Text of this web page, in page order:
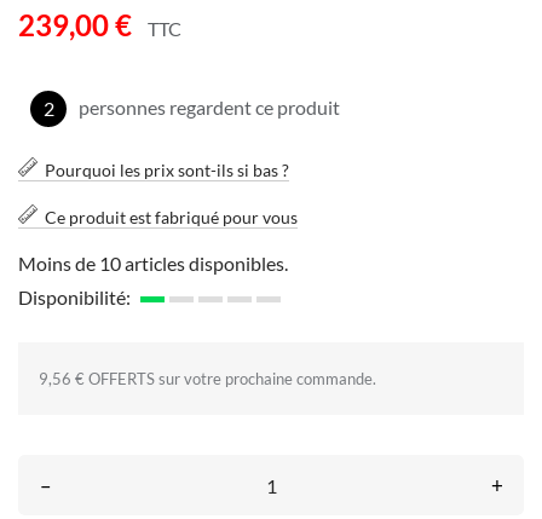
239,00 € TTC
2 personnes regardent ce produit
Pourquoi les prix sont-ils si bas ?
Ce produit est fabriqué pour vous
Moins de 10 articles disponibles.
Disponibilité:
9,56 € OFFERTS sur votre prochaine commande.
– +